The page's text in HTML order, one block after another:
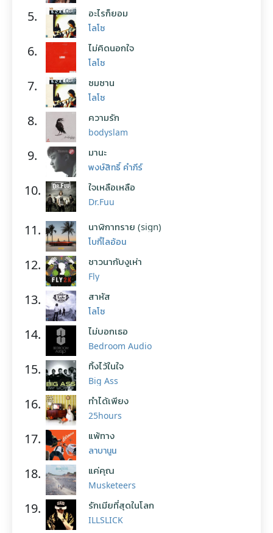
5. อะไรก็ยอม
โลโซ
6. ไม่คิดนอกใจ
โลโซ
7. ซมซาน
โลโซ
8. ความรัก
bodyslam
9. มานะ
พงษ์สิทธิ์ คำภีร์
10. ใจเหลือเหลือ
Dr.Fuu
11. นาฬิกาทราย (sign)
โบกี้ไลอ้อน
12. ชาวนากับงูเห่า
Fly
13. สาหัส
โลโซ
14. ไม่บอกเธอ
Bedroom Audio
15. ทิ้งไว้ในใจ
Big Ass
16. ทำได้เพียง
25hours
17. แพ้ทาง
ลาบานูน
18. แค่คุณ
Musketeers
19. รักเมียที่สุดในโลก
ILLSLICK